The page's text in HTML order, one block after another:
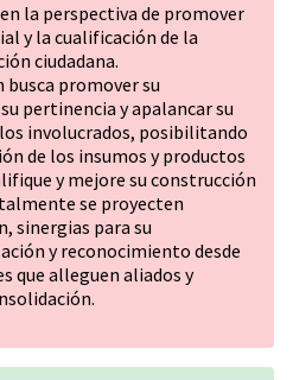
la perspectiva de promover
y la cualificación de la
ciudadana.
busca promover su
pertinencia y apalancar su
involucrados, posibilitando
de los insumos y productos
y mejore su construcción
se proyecten
sinergias para su
y reconocimiento desde
que alleguen aliados y